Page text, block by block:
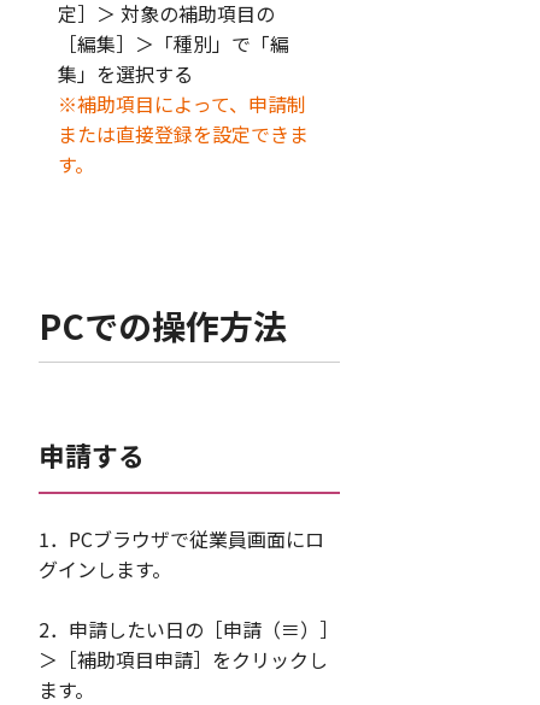
定］＞ 対象の補助項目の
［編集］＞「種別」で「編
集」を選択する
※補助項目によって、申請制
または直接登録を設定できま
す。
PCでの操作方法
申請する
1．PCブラウザで従業員画面にロ
グインします。
2．申請したい日の［申請（≡）］
＞［補助項目申請］をクリックし
ます。